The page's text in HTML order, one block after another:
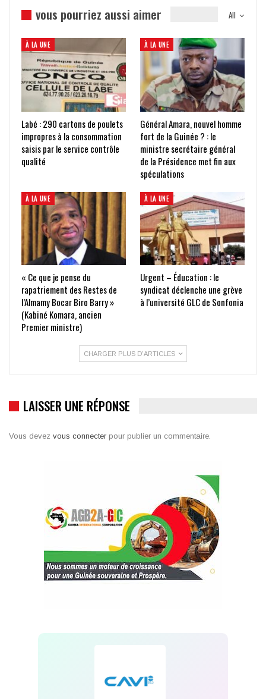
All
vous pourriez aussi aimer
À LA UNE
Labé : 290 cartons de poulets
impropres à la consommation
saisis par le service contrôle
qualité
À LA UNE
Général Amara, nouvel homme
fort de la Guinée ? : le
ministre secrétaire général
de la Présidence met fin aux
spéculations
À LA UNE
« Ce que je pense du
rapatriement des Restes de
l’Almamy Bocar Biro Barry »
(Kabiné Komara, ancien
Premier ministre)
À LA UNE
Urgent – Éducation : le
syndicat déclenche une grève
à l’université GLC de Sonfonia
CHARGER PLUS D'ARTICLES
LAISSER UNE RÉPONSE
Vous devez vous connecter pour publier un commentaire.